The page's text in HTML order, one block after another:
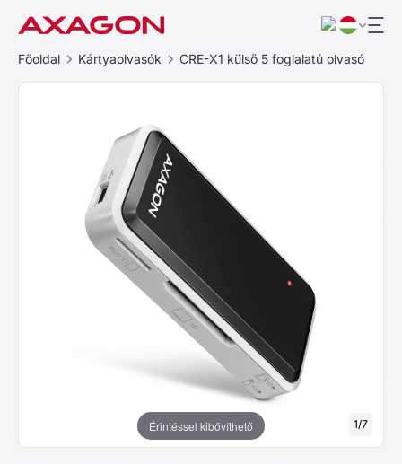
Főoldal Kártyaolvasók CRE-X1 külső 5 foglalatú olvasó
Érintéssel kibővíthető 1/7